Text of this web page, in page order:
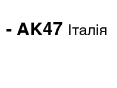
- AK47 Італія